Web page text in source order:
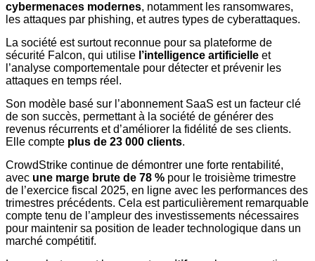
cybermenaces modernes, notamment les ransomwares,
les attaques par phishing, et autres types de cyberattaques.
La société est surtout reconnue pour sa plateforme de
sécurité Falcon, qui utilise l’intelligence artificielle et
l’analyse comportementale pour détecter et prévenir les
attaques en temps réel.
Son modèle basé sur l’abonnement SaaS est un facteur clé
de son succès, permettant à la société de générer des
revenus récurrents et d’améliorer la fidélité de ses clients.
Elle compte plus de 23 000 clients.
CrowdStrike continue de démontrer une forte rentabilité,
avec une marge brute de 78 % pour le troisième trimestre
de l’exercice fiscal 2025, en ligne avec les performances des
trimestres précédents. Cela est particulièrement remarquable
compte tenu de l’ampleur des investissements nécessaires
pour maintenir sa position de leader technologique dans un
marché compétitif.